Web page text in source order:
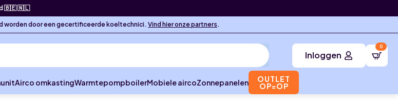
🇧🇪 🇳🇱
worden door een gecertificeerde koeltechnici. Vind hier onze partners.
Inloggen
0
Airco omkastingWarmtepompboilerMobiele aircoZonnepanelen OUTLET
OP=OP